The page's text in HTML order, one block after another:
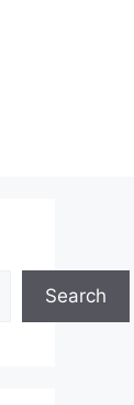
Search